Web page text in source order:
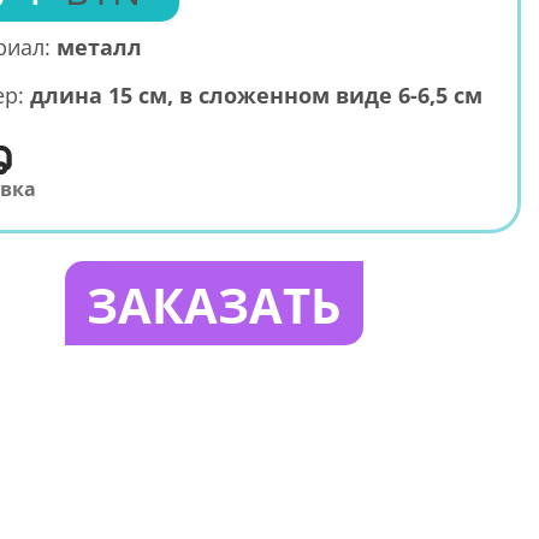
металл
длина 15 см, в сложенном виде 6-6,5 см
ЗАКАЗАТЬ